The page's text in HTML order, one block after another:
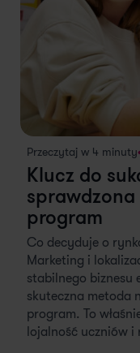
Przeczytaj w 4 minuty
Klucz do
program
Co decyduje o
Marketing i
stabilnego biznesu
skuteczna metoda
program. To
lojalność uczniów i